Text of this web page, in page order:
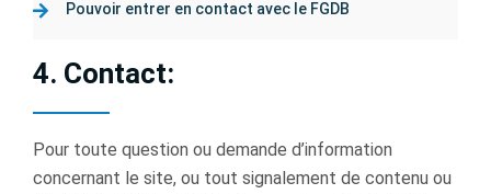
Pouvoir entrer en contact avec le FGDB
4. Contact:
Pour toute question ou demande d’information
concernant le site, ou tout signalement de contenu ou